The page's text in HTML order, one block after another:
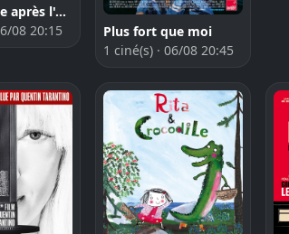
Une bataille après l'autre
08 20:15
Plus fort que moi
1 ciné(s) · 06/08 20:45